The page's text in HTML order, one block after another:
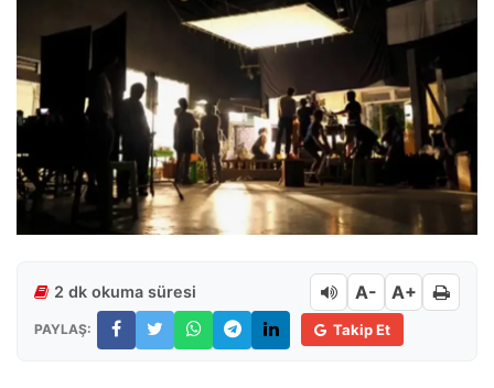
2 dk okuma süresi A- A+
PAYLAŞ: Takip Et